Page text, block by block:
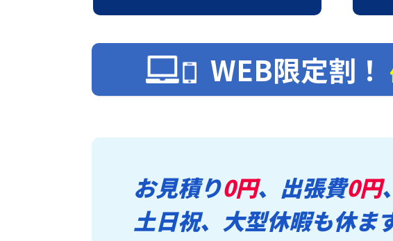
WEB限定割！
お見積り0円、出張費0円
土日祝、大型休暇も休ま